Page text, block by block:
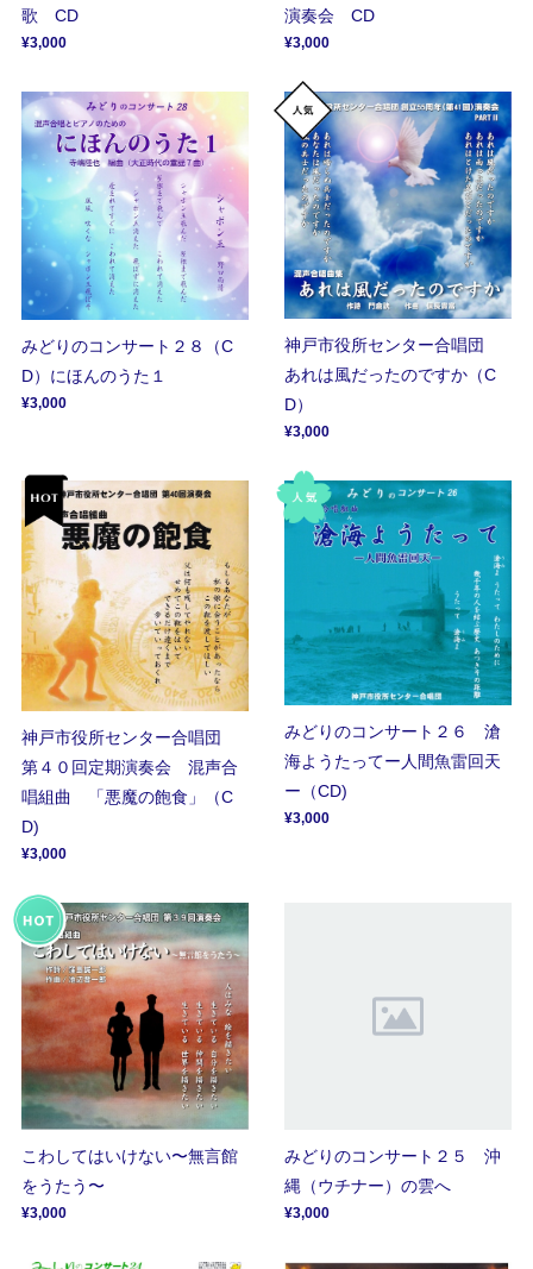
歌 CD
¥3,000
演奏会 CD
¥3,000
みどりのコンサート２８（C
D）にほんのうた１
¥3,000
神戸市役所センター合唱団
あれは風だったのですか（C
D）
¥3,000
神戸市役所センター合唱団
第４０回定期演奏会 混声合
唱組曲 「悪魔の飽食」（C
D)
¥3,000
みどりのコンサート２６ 滄
海ようたってー人間魚雷回天
ー（CD)
¥3,000
こわしてはいけない〜無言館
をうたう〜
¥3,000
みどりのコンサート２５ 沖
縄（ウチナー）の雲へ
¥3,000